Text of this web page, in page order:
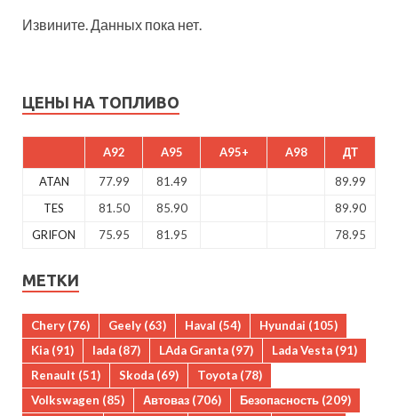
Извините. Данных пока нет.
ЦЕНЫ НА ТОПЛИВО
A92 A95 A95+ A98 ДТ
ATAN 77.99 81.49
89.99
TES
81.50 85.90
89.90
GRIFON
75.95 81.95 78.95
МЕТКИ
Chery (76) Geely (63) Haval (54) Hyundai (105)
Kia (91) lada (87) LAda Granta (97) Lada Vesta (91)
Renault (51) Skoda (69) Toyota (78)
Volkswagen (85) Автоваз (706) Безопасность (209)